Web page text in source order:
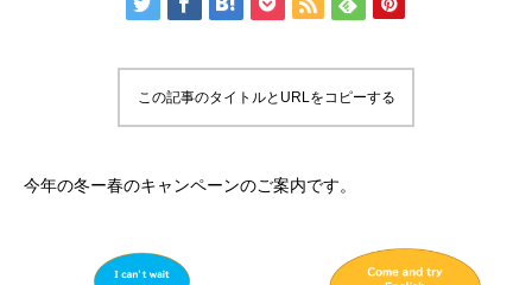
この記事のタイトルとURLをコピーする
今年の冬ー春のキャンペーンのご案内です。